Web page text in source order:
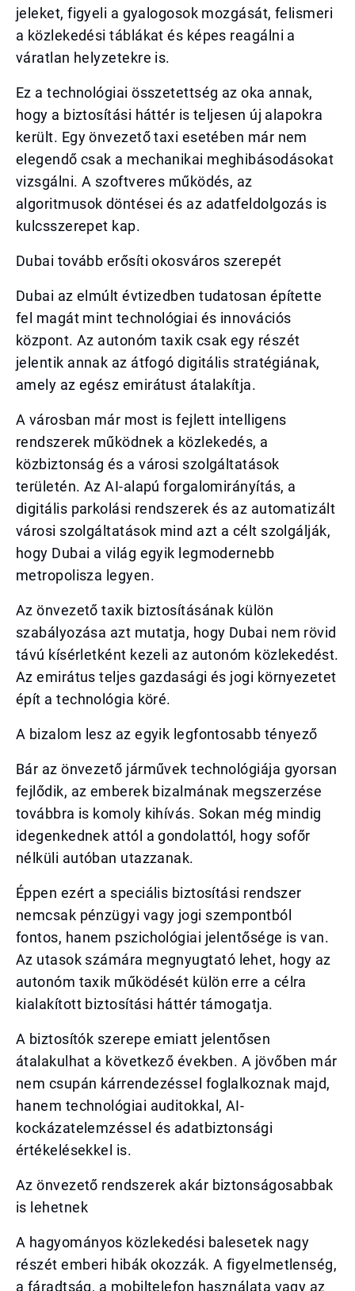
jeleket, figyeli a gyalogosok mozgását, felismeri
a közlekedési táblákat és képes reagálni a
váratlan helyzetekre is.
Ez a technológiai összetettség az oka annak,
hogy a biztosítási háttér is teljesen új alapokra
került. Egy önvezető taxi esetében már nem
elegendő csak a mechanikai meghibásodásokat
vizsgálni. A szoftveres működés, az
algoritmusok döntései és az adatfeldolgozás is
kulcsszerepet kap.
Dubai tovább erősíti okosváros szerepét
Dubai az elmúlt évtizedben tudatosan építette
fel magát mint technológiai és innovációs
központ. Az autonóm taxik csak egy részét
jelentik annak az átfogó digitális stratégiának,
amely az egész emirátust átalakítja.
A városban már most is fejlett intelligens
rendszerek működnek a közlekedés, a
közbiztonság és a városi szolgáltatások
területén. Az AI-alapú forgalomirányítás, a
digitális parkolási rendszerek és az automatizált
városi szolgáltatások mind azt a célt szolgálják,
hogy Dubai a világ egyik legmodernebb
metropolisza legyen.
Az önvezető taxik biztosításának külön
szabályozása azt mutatja, hogy Dubai nem rövid
távú kísérletként kezeli az autonóm közlekedést.
Az emirátus teljes gazdasági és jogi környezetet
épít a technológia köré.
A bizalom lesz az egyik legfontosabb tényező
Bár az önvezető járművek technológiája gyorsan
fejlődik, az emberek bizalmának megszerzése
továbbra is komoly kihívás. Sokan még mindig
idegenkednek attól a gondolattól, hogy sofőr
nélküli autóban utazzanak.
Éppen ezért a speciális biztosítási rendszer
nemcsak pénzügyi vagy jogi szempontból
fontos, hanem pszichológiai jelentősége is van.
Az utasok számára megnyugtató lehet, hogy az
autonóm taxik működését külön erre a célra
kialakított biztosítási háttér támogatja.
A biztosítók szerepe emiatt jelentősen
átalakulhat a következő években. A jövőben már
nem csupán kárrendezéssel foglalkoznak majd,
hanem technológiai auditokkal, AI-
kockázatelemzéssel és adatbiztonsági
értékelésekkel is.
Az önvezető rendszerek akár biztonságosabbak
is lehetnek
A hagyományos közlekedési balesetek nagy
részét emberi hibák okozzák. A figyelmetlenség,
a fáradtság, a mobiltelefon használata vagy az